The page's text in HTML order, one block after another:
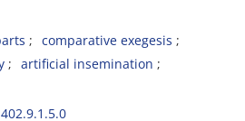
comparative exegesis
artificial insemination